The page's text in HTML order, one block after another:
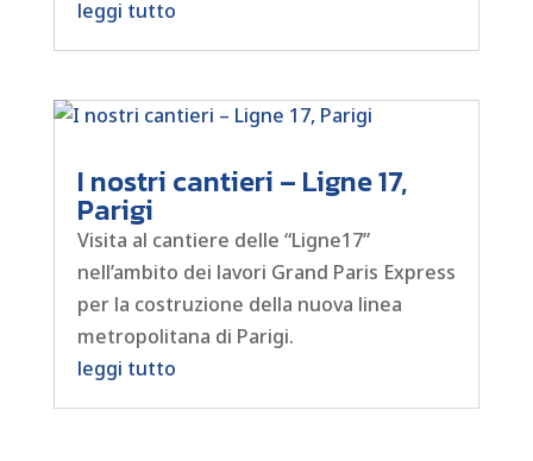
leggi tutto
I nostri cantieri – Ligne 17,
Parigi
Visita al cantiere delle “Ligne17”
nell’ambito dei lavori Grand Paris Express
per la costruzione della nuova linea
metropolitana di Parigi.
leggi tutto